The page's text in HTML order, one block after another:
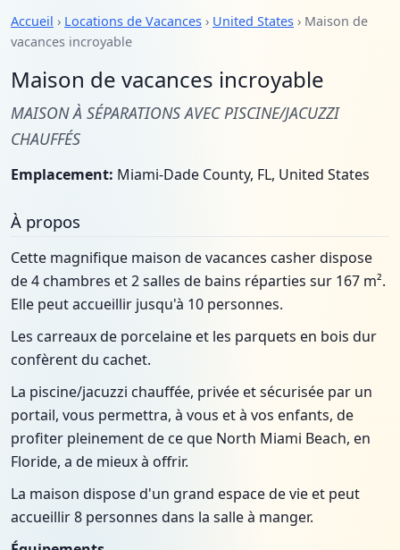
Accueil › Locations de Vacances › United States › Maison de
vacances incroyable
Maison de vacances incroyable
MAISON À SÉPARATIONS AVEC PISCINE/JACUZZI
CHAUFFÉS
Emplacement: Miami-Dade County, FL, United States
À propos
Cette magnifique maison de vacances casher dispose
de 4 chambres et 2 salles de bains réparties sur 167 m².
Elle peut accueillir jusqu'à 10 personnes.
Les carreaux de porcelaine et les parquets en bois dur
confèrent du cachet.
La piscine/jacuzzi chauffée, privée et sécurisée par un
portail, vous permettra, à vous et à vos enfants, de
profiter pleinement de ce que North Miami Beach, en
Floride, a de mieux à offrir.
La maison dispose d'un grand espace de vie et peut
accueillir 8 personnes dans la salle à manger.